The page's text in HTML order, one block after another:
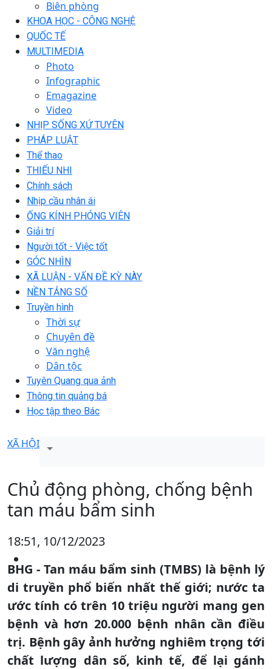
Biên phòng
KHOA HỌC - CÔNG NGHỆ
QUỐC TẾ
MULTIMEDIA
Photo
Infographic
Emagazine
Video
NHỊP SỐNG XỨ TUYÊN
PHÁP LUẬT
Thể thao
THIẾU NHI
Chính sách
Nhịp cầu nhân ái
ỐNG KÍNH PHÓNG VIÊN
Giải trí
Người tốt - Việc tốt
GÓC NHÌN
XÃ LUẬN - VẤN ĐỀ KỲ NÀY
NỀN TẢNG SỐ
Truyền hình
Thời sự
Chuyên đề
Văn nghệ
Dân tộc
Tuyên Quang qua ảnh
Thông tin quảng bá
Học tập theo Bác
XÃ HỘI
Chủ động phòng, chống bệnh
tan máu bẩm sinh
18:51, 10/12/2023
BHG - Tan máu bẩm sinh (TMBS) là bệnh lý
di truyền phổ biến nhất thế giới; nước ta
ước tính có trên 10 triệu người mang gen
bệnh và hơn 20.000 bệnh nhân cần điều
trị. Bệnh gây ảnh hưởng nghiêm trọng tới
chất lượng dân số, kinh tế, để lại gánh